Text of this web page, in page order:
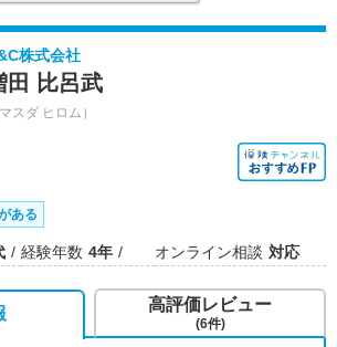
株式会社
田 比呂武
マスダ ヒロム）
ある
経験年数 4年 オンライン相談 対応
高評価レビュー
(6件)